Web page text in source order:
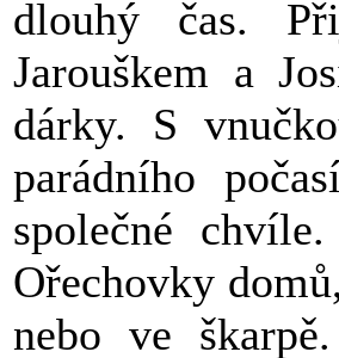
dlouhý čas.
Jarouškem a
dárky. S
parádního
společné
Ořechovky
nebo ve